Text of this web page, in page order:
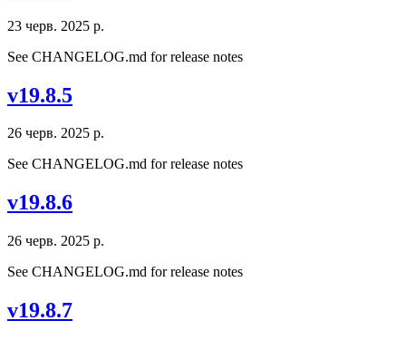
23 черв. 2025 р.
See CHANGELOG.md for release notes
v19.8.5
26 черв. 2025 р.
See CHANGELOG.md for release notes
v19.8.6
26 черв. 2025 р.
See CHANGELOG.md for release notes
v19.8.7